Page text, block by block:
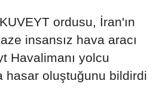
ordusu, İran'ın
insansız hava aracı
Havalimanı yolcu
hasar oluştuğunu bildirdi